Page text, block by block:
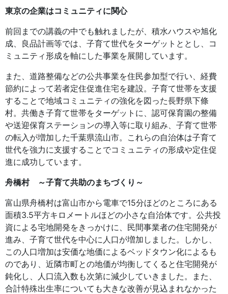
東京の企業はコミュニティに関心
前回までの講義の中でも触れましたが、積水ハウスや旭化
成、良品計画等では、子育て世代をターゲットととし、コ
ミュニティ形成を軸にした事業を展開しています。
また、道路整備などの公共事業を住民参加型で行い、経費
節約によって若者定住促進住宅を建設。子育て世帯を支援
することで地域コミュニティの強化を図った長野県下條
村。共働き子育て世帯をターゲットに、認可保育園の整備
や送迎保育ステーションの導入等に取り組み、子育て世帯
の転入が増加した千葉県流山市。これらの自治体は子育て
世代を強力に支援することでコミュニティの形成や定住促
進に成功しています。
舟橋村 ～子育て共助のまちづくり～
富山県舟橋村は富山市から電車で15分ほどのところにある
面積3.5平方キロメートルほどの小さな自治体です。公共投
資による宅地開発をきっかけに、民間事業者の住宅開発が
進み、子育て世代を中心に人口が増加しました。しかし、
この人口増加は安価な地価によるベッドタウン化によるも
のであり、近隣市町との地価が均衡してくると住宅開発が
鈍化し、人口流入数も次第に減少していきました。また、
合計特殊出生率についても大きな改善が見込まれなかった